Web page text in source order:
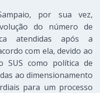
, por sua vez,
do número de
atendidas após a
com ela, devido ao
SUS como política de
aodimensionamento
para um processo